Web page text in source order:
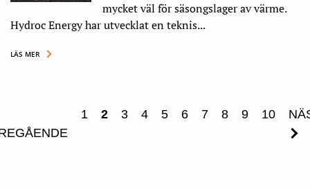
mycket väl för säsongslager av värme.
Hydroc Energy har utvecklat en teknis...
LÄS MER
1 2 3 4 5 6 7 8 9 10